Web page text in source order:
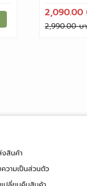
2,990.00
2,090.00
งสินค้า
ความเป็นส่วนตัว